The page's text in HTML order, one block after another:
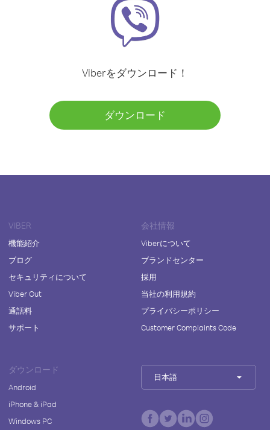
Viberをダウンロード！
ダウンロード
VIBER
機能紹介
ブログ
セキュリティについて
Viber Out
通話料
サポート
会社情報
Viberについて
ブランドセンター
採用
当社の利用規約
プライバシーポリシー
Customer Complaints Code
ダウンロード
Android
iPhone & iPad
Windows PC
日本語